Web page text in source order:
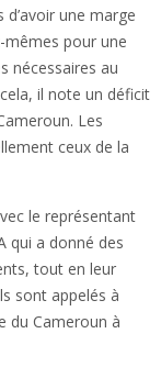
une marge
pour une
nécessaires au
il note un déficit
Les
ceux de la
le représentant
qui a donné des
tout en leur
sont appelés à
du Cameroun à